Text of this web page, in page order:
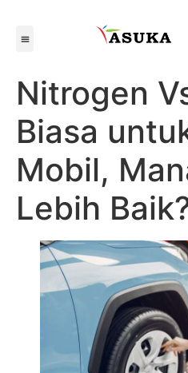
Nitrogen
Biasa
Mobil,
Lebih